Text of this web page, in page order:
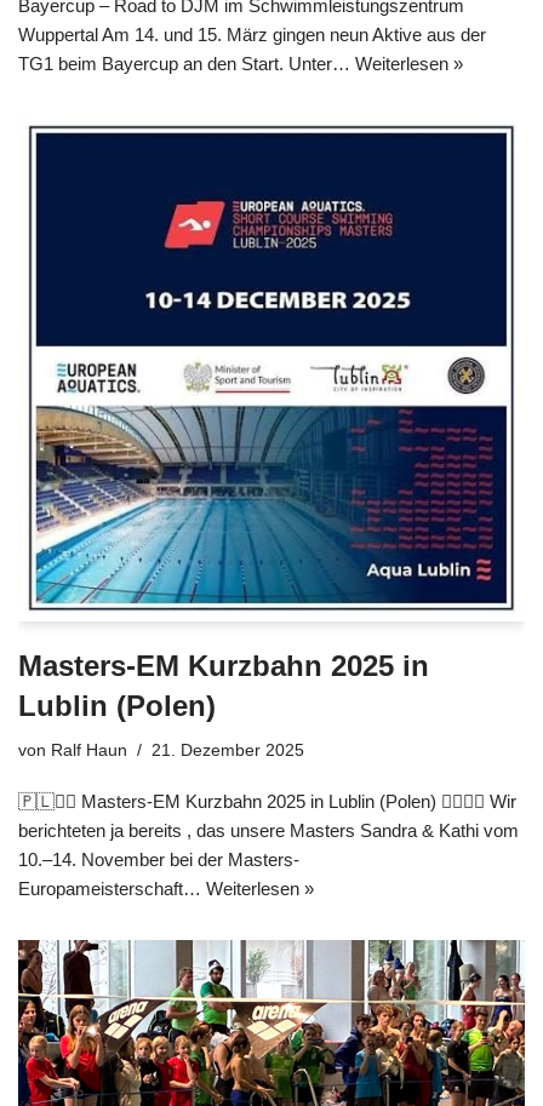
Bayercup – Road to DJM im Schwimmleistungszentrum
Wuppertal Am 14. und 15. März gingen neun Aktive aus der
TG1 beim Bayercup an den Start. Unter… Weiterlesen »
Masters-EM Kurzbahn 2025 in
Lublin (Polen)
von Ralf Haun 21. Dezember 2025
🇵🇱🏊‍♀️ Masters-EM Kurzbahn 2025 in Lublin (Polen) 🏊‍♀️🇵🇱 Wir
berichteten ja bereits , das unsere Masters Sandra & Kathi vom
10.–14. November bei der Masters-
Europameisterschaft… Weiterlesen »